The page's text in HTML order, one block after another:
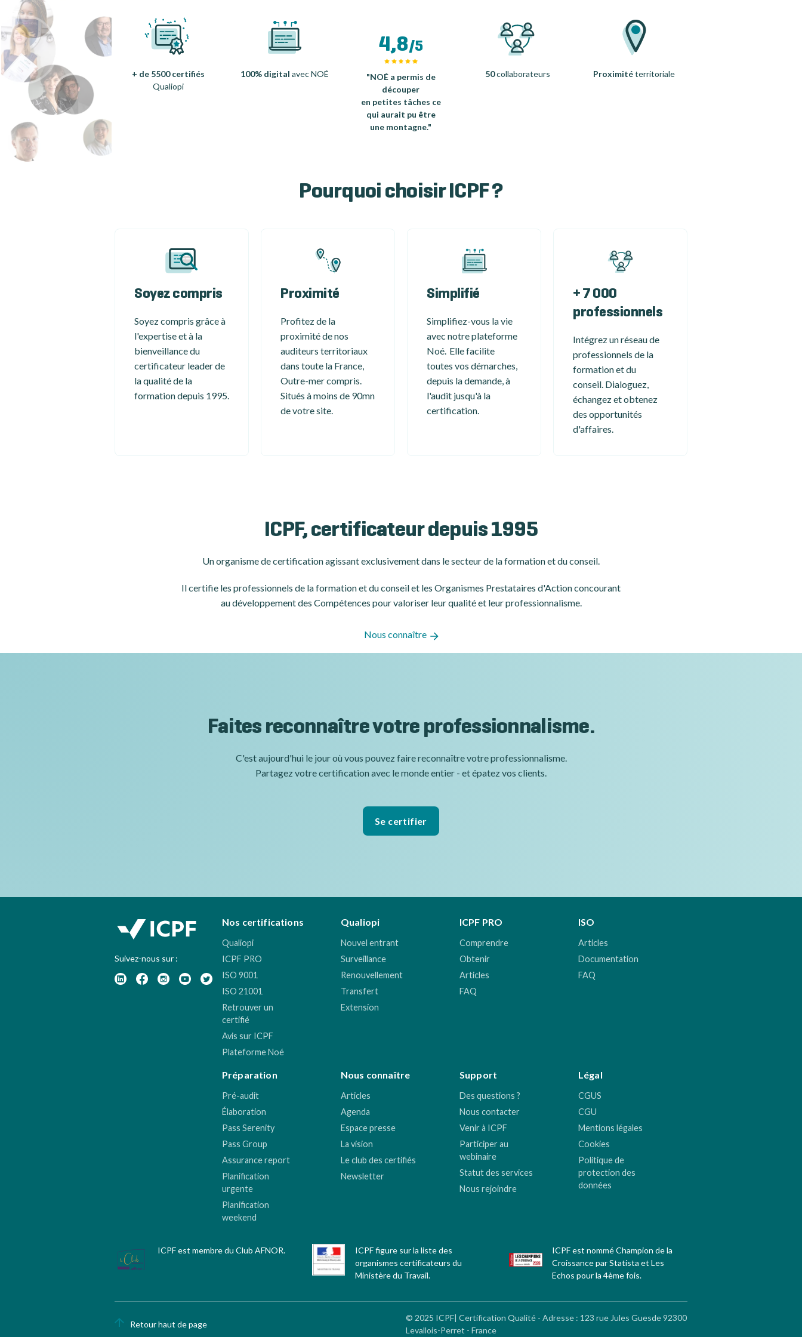
+ de 5500 certifiés
Qualiopi
100% digital avec NOÉ
4,8/5
"NOÉ a permis de
découper
en petites tâches ce
qui aurait pu être
une montagne."
50collaborateurs Proximitéterritoriale
Pourquoi choisir ICPF ?
Soyez compris
Soyez compris grâce à
l'expertise et à la
bienveillance du
certificateur leader de
la qualité de la
formation depuis 1995.
Proximité
Profitez de la
proximité de nos
auditeurs territoriaux
dans toute la France,
Outre-mer compris.
Situés à moins de 90mn
de votre site.
Simplifié
Simplifiez-vous la vie
avec notre plateforme
Noé. Elle facilite
toutes vos démarches,
depuis la demande, à
l'audit jusqu'à la
certification.
+ 7 000
professionnels
Intégrez un réseau de
professionnels de la
formation et du
conseil. Dialoguez,
échangez et obtenez
des opportunités
d'affaires.
ICPF, certificateur depuis 1995
Un organisme de certificationagissant exclusivement dans le secteur de la formation et du conseil.
Il certifie les professionnels de la formation et du conseil et les Organismes Prestataires d'Action concourant
au développement des Compétences pour valoriser leur qualité et leur professionnalisme.
Nous connaître
Faites reconnaître votre professionnalisme.
C'est aujourd'hui le jour où vous pouvez faire reconnaître votre professionnalisme.
Partagez votre certification avec le monde entier - et épatez vos clients.
Se certifier
Suivez-nous sur :
Nos certifications
Qualiopi
ICPF PRO
ISO 9001
ISO 21001
Retrouver un
certifié
Avis sur ICPF
Plateforme Noé
Qualiopi
Nouvel entrant
Surveillance
Renouvellement
Transfert
Extension
ICPF PRO
Comprendre
Obtenir
Articles
FAQ
ISO
Articles
Documentation
FAQ
Préparation
Pré-audit
Élaboration
Pass Serenity
Pass Group
Assurance report
Planification
urgente
Planification
weekend
Nous connaître
Articles
Agenda
Espace presse
La vision
Le club des certifiés
Newsletter
Support
Des questions ?
Nous contacter
Venir à ICPF
Participer au
webinaire
Statut des services
Nous rejoindre
Légal
CGUS
CGU
Mentions légales
Cookies
Politique de
protection des
données
ICPF est membre du Club AFNOR.
ICPF figure sur la liste des
organismes certificateurs du
Ministère du Travail.
ICPF est nommé Champion de la
Croissance par Statista et Les
Echos pour la 4ème fois.
Retour haut de page
© 2025 ICPF| Certification Qualité - Adresse : 123 rue Jules Guesde 92300
Levallois-Perret - France